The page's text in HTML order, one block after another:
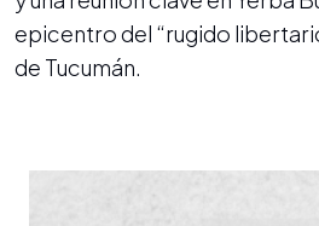
epicentro del “rugido
de Tucumán.